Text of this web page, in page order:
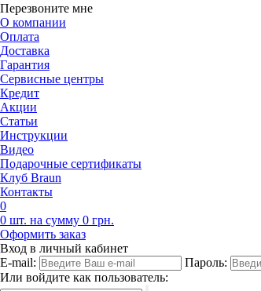
Перезвоните мне
О компании
Оплата
Доставка
Гарантия
Сервисные центры
Кредит
Акции
Статьи
Инструкции
Видео
Подарочные сертификаты
Клуб Braun
Контакты
0
0 шт. на сумму 0 грн.
Оформить заказ
Вход в личный кабинет
E-mail:
Пароль:
Или войдите как пользователь: